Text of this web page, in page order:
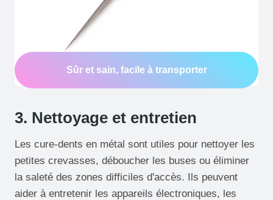
Sûr et sain, facile à transporter
3. Nettoyage et entretien
Les cure-dents en métal sont utiles pour nettoyer les
petites crevasses, déboucher les buses ou éliminer
la saleté des zones difficiles d'accès. Ils peuvent
aider à entretenir les appareils électroniques, les